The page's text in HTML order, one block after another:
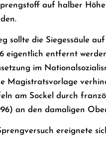
auf halber
sollte die Siegessäule
eigentlich entfernt
im
Magistratsvorlage
am Sockel durch
an den damaligen
ereignete